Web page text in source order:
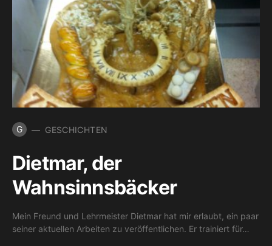
G GESCHICHTEN
Dietmar, der
Wahnsinnsbäcker
Mein Freund und Lehrmeister Dietmar hat mir erlaubt, ein paar
seiner aktuellen Arbeiten zu veröffentlichen. Er trainiert für…